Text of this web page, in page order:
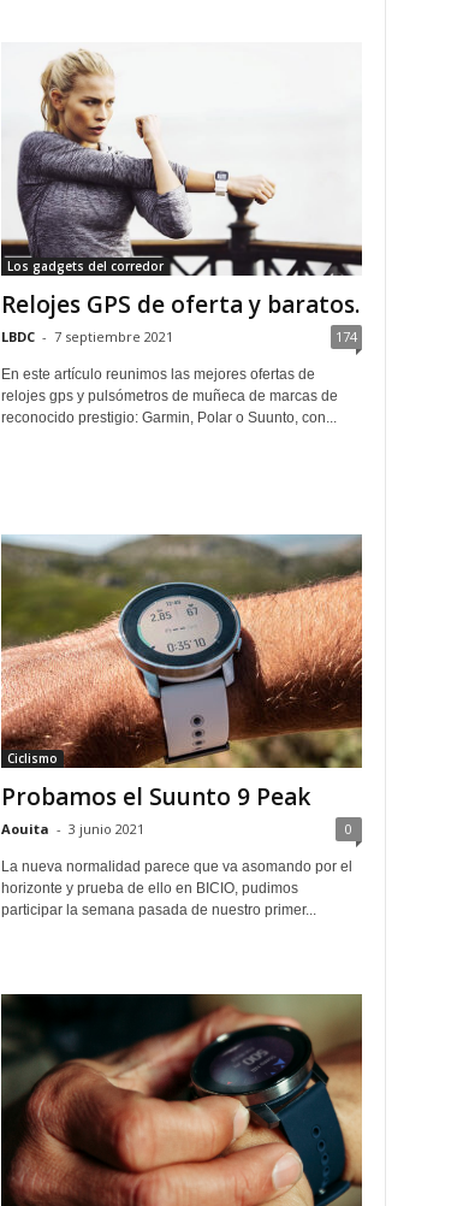
Los gadgets del corredor
Relojes GPS de oferta y baratos.
LBDC - 7 septiembre 2021 174
En este artículo reunimos las mejores ofertas de
relojes gps y pulsómetros de muñeca de marcas de
reconocido prestigio: Garmin, Polar o Suunto, con...
Ciclismo
Probamos el Suunto 9 Peak
Aouita - 3 junio 2021 0
La nueva normalidad parece que va asomando por el
horizonte y prueba de ello en BICIO, pudimos
participar la semana pasada de nuestro primer...